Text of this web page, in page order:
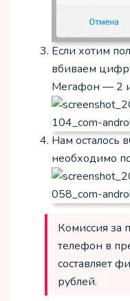
Если хотим
вбиваем
Мегафон — 2
Нам осталось
необходимо
Комиссия за
телефон в
составляет
рублей.